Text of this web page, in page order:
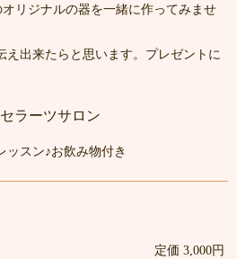
リジナルの器を一緒に作ってみませ
え出来たらと思います。プレゼントに
ラーツサロン
ッスン♪お飲み物付き
定価 3,000円